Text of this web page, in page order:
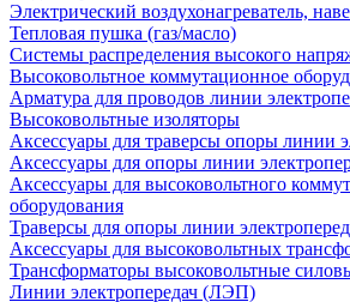
Электрический воздухонагреватель,
Тепловая пушка (газ/масло)
Системы распределения высокого
Высоковольтное коммутационное
Арматура для проводов линии
Высоковольтные изоляторы
Аксессуары для траверсы опоры линии
Аксессуары для опоры линии
Аксессуары для высоковольтного
оборудования
Траверсы для опоры линии
Аксессуары для высоковольтных
Трансформаторы высоковольтные
Линии электропередач (ЛЭП)